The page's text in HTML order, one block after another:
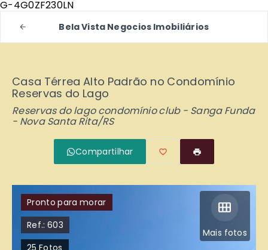
G-4G0ZF230LN
Bela Vista Negocios Imobiliários
Casa Térrea Alto Padrão no Condomínio
Reservas do Lago
Reservas do lago condomínio club - Sanga Funda
- Nova Santa Rita/RS
Compartilhar
Mais fotos
Pronto para morar
Ref.:603
25 Fotos